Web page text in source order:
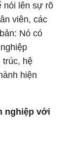
nói lên sự rõ
viên, các
Nó có
trúc, hệ
hiện
nghiệp với